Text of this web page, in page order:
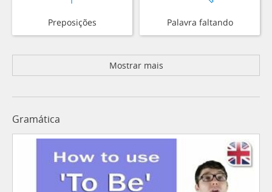
Preposições Palavra faltando
Mostrar mais
Gramática